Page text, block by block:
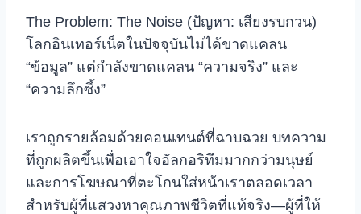
The Problem: The Noise (ปัญหา: เสียงรบกวน)
โลกอินเทอร์เน็ตในปัจจุบันไม่ได้ขาดแคลน
“ข้อมูล” แต่กำลังขาดแคลน “ความจริง” และ
“ความลึกซึ้ง”
เราถูกรายล้อมด้วยคอนเทนต์ที่ฉาบฉวย บทความ
ที่ถูกผลิตขึ้นเพื่อเอาใจอัลกอริทึมมากกว่ามนุษย์
และการโฆษณาที่ตะโกนใส่หน้าเราตลอดเวลา
สำหรับผู้ที่แสวงหาคุณภาพชีวิตที่แท้จริง—ผู้ที่ให้